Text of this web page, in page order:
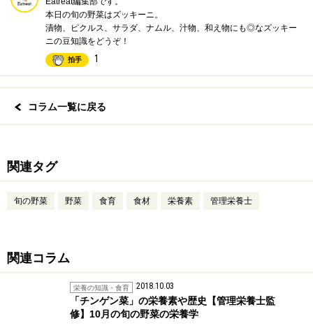
本日の旬の野菜はズッキーニ。
漬物、ピクルス、サラダ、ナムル、汁物、和え物にも◎なズッキー
ニの豆知識をどうぞ！
拍手 1
コラム一覧に戻る
関連タグ
旬の野菜 野菜 食育 食材 栄養素 管理栄養士
関連コラム
栄養の知識・食育 2018.10.03
「チンゲン菜」の栄養素や歴史【管理栄養士監
修】10月の旬の野菜の栄養学